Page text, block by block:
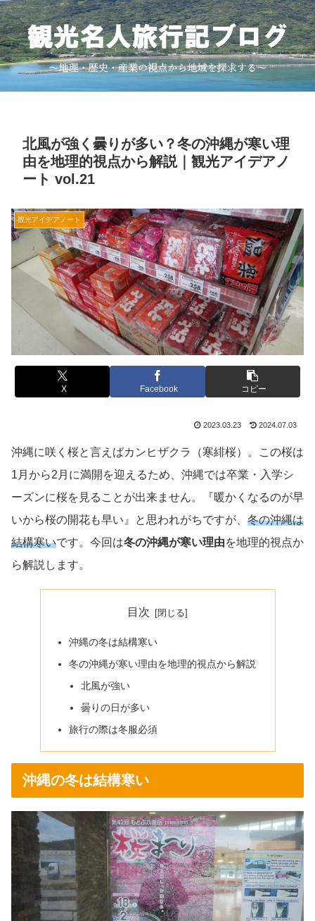
北風が強く曇りが多い？冬の沖縄が寒い理
由を地理的視点から解説｜観光アイデアノ
ート vol.21
観光アイデアノート
X Facebook コピー
2023.03.23 2024.07.03
沖縄に咲く桜と言えばカンヒザクラ（寒緋桜）。この桜は
1月から2月に満開を迎えるため、沖縄では卒業・入学シ
ーズンに桜を見ることが出来ません。『暖かくなるのが早
いから桜の開花も早い』と思われがちですが、 冬の沖縄は
結構寒いです。今回は冬の沖縄が寒い理由を地理的視点か
ら解説します。
目次
沖縄の冬は結構寒い
冬の沖縄が寒い理由を地理的視点から解説
北風が強い
曇りの日が多い
旅行の際は冬服必須
沖縄の冬は結構寒い